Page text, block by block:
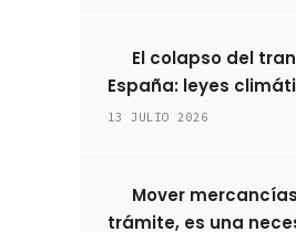
El colapso del
España: leyes
13 JULIO 2026
Mover
trámite, es una